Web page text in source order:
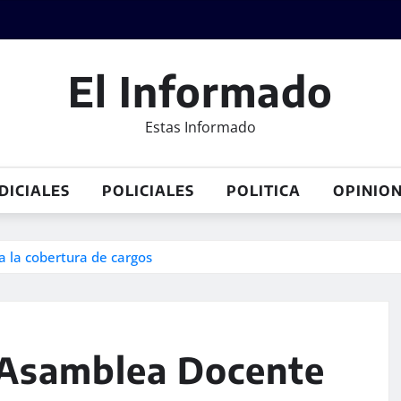
El Informado
Estas Informado
POLICIALES POLITICA
la cobertura de cargos
Docente